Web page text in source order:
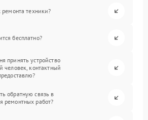
ремонта техники?
бесплатно?
принять устройство
человек, контактный
обратную связь в
ремонтных работ?